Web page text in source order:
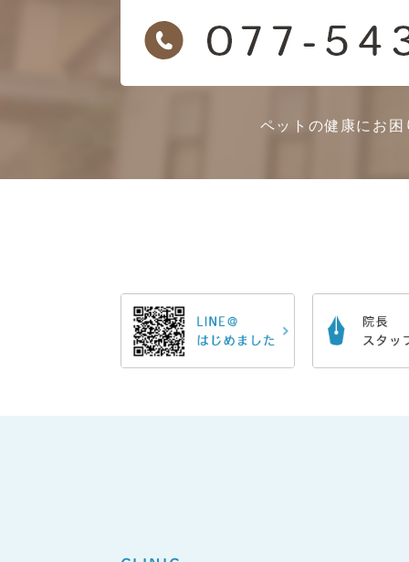
ペットの健康にお